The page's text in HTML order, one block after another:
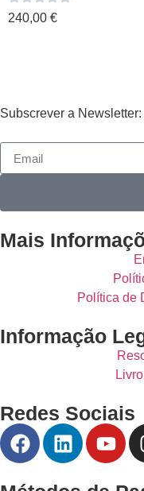
240,00 €
Subscrever a Newsletter:
Mais
Política de
Informação
Redes Sociais